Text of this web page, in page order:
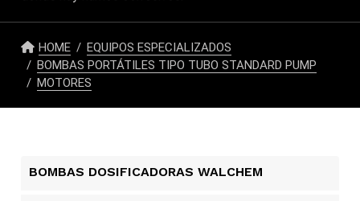
HOME
EQUIPOS ESPECIALIZADOS
BOMBAS PORTÁTILES TIPO TUBO STANDARD PUMP
MOTORES
BOMBAS DOSIFICADORAS WALCHEM